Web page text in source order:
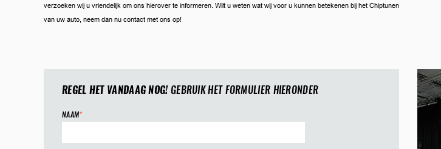
verzoeken wij u vriendelijk om ons hierover te informeren. Wilt u weten wat wij voor u kunnen betekenen bij het Chiptunen
van uw auto, neem dan nu contact met ons op!
REGEL HET VANDAAG NOG!GEBRUIK HET FORMULIER HIERONDER
NAAM*